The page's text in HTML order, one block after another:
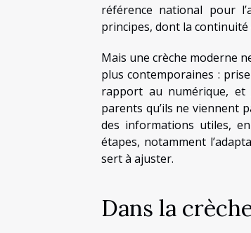
référence national pour
principes, dont la continuité
Mais une crèche moderne
plus contemporaines :
rapport au numérique, et
parents qu’ils ne viennent
des informations utiles,
étapes, notamment
sert à ajuster.
Dans la